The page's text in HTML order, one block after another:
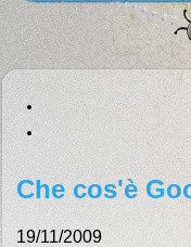
Che cos'è
19/11/2009